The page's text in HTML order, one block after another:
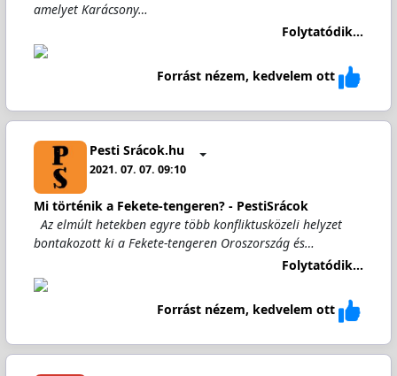
amelyet Karácsony…
Folytatódik...
Forrást nézem, kedvelem ott
Pesti Srácok.hu
2021. 07. 07. 09:10
Mi történik a Fekete-tengeren? - PestiSrácok
Az elmúlt hetekben egyre több konfliktusközeli helyzet
bontakozott ki a Fekete-tengeren Oroszország és…
Folytatódik...
Forrást nézem, kedvelem ott